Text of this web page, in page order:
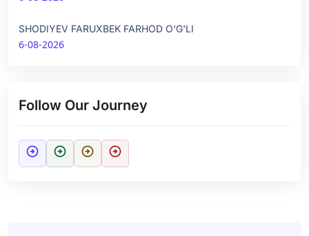
SHODIYEV FARUXBEK FARHOD O'G'LI
6-08-2026
Follow Our Journey
arrow_circle_right arrow_circle_right arrow_circle_right arrow_circle_right